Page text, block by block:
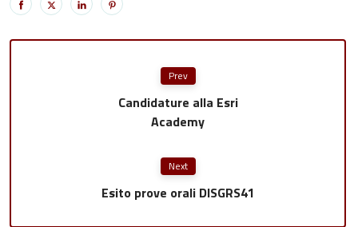
Prev
Candidature alla Esri
Academy
Next
Esito prove orali DISGRS41